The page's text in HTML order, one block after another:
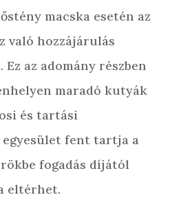
macska esetén az
való hozzájárulás
Ez az adomány részben
maradó kutyák
és tartási
egyesület fent tartja a
fogadás díjától
eltérhet.